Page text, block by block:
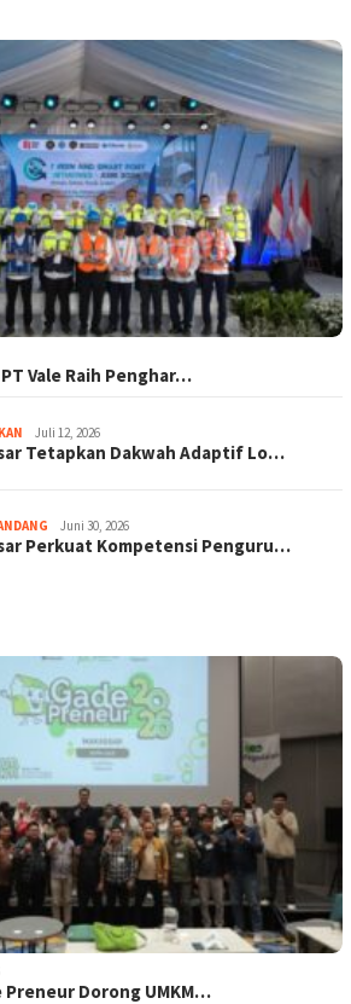
Vale Raih Penghar…
Juli 12, 2026
Tetapkan Dakwah Adaptif Lo…
Juni 30, 2026
Perkuat Kompetensi Penguru…
Preneur Dorong UMKM…